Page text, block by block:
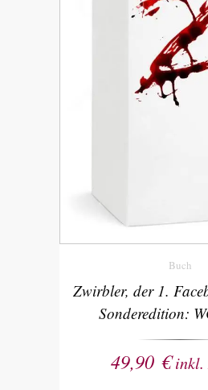
Buch
Zwirbler, der 1.
Sonderedition:
49,90 € inkl.